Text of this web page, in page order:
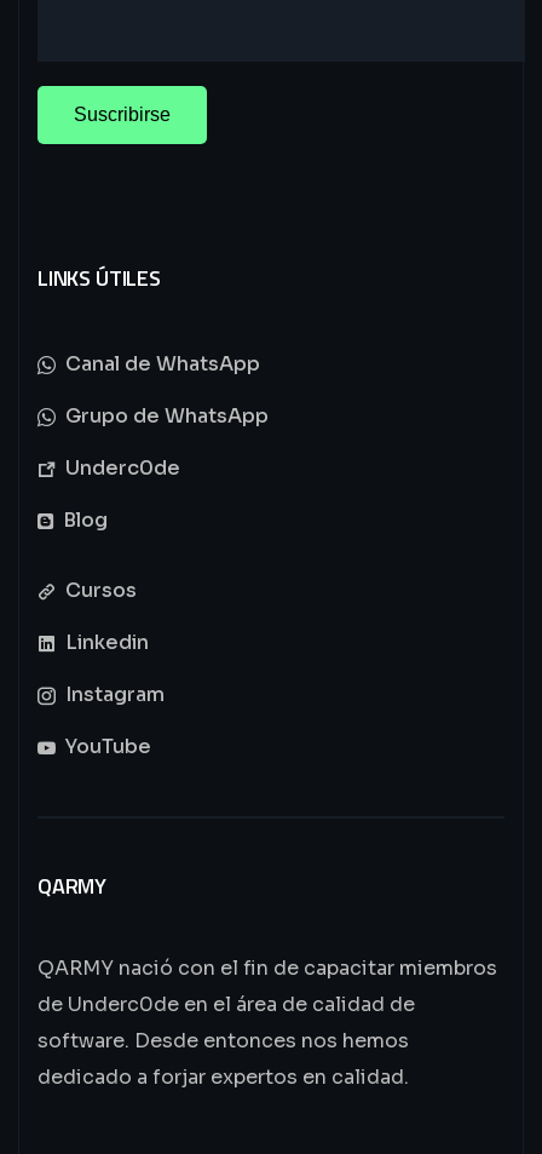
LINKS ÚTILES
Canal de WhatsApp
Grupo de WhatsApp
Underc0de
Blog
Cursos
Linkedin
Instagram
YouTube
QARMY
QARMY nació con el fin de capacitar miembros
de Underc0de en el área de calidad de
software. Desde entonces nos hemos
dedicado a forjar expertos en calidad.